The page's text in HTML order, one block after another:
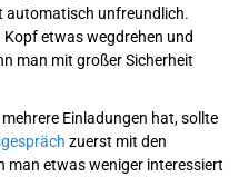
automatisch unfreundlich.
etwas wegdrehen und
man mit großer Sicherheit
Einladungen hat, sollte
zuerst mit den
man etwas weniger interessiert